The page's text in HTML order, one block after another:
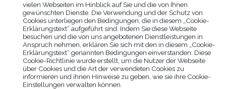
vielen Webseiten im Hinblick auf Sie und die von Ihnen
gewünschten Dienste. Die Verwendung und der Schutz von
Cookies unterliegen den Bedingungen, die in diesem „Cookie-
Erklärungstext“ aufgeführt sind. Indem Sie diese Webseite
besuchen und die von uns angebotenen Dienstleistungen in
Anspruch nehmen, erklären Sie sich mit den in diesem „Cookie-
Erklärungstext“ genannten Bedingungen einverstanden. Diese
Cookie-Richtlinie wurde erstellt, um die Nutzer der Webseite
über Cookies und die Art der verwendeten Cookies zu
informieren und ihnen Hinweise zu geben, wie sie ihre Cookie-
Einstellungen verwalten können.